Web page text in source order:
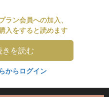
ン会員への加入、
入をすると読めます
を読む
からログイン